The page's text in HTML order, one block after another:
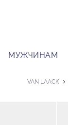
МУЖЧИНАМ
VAN LAACK